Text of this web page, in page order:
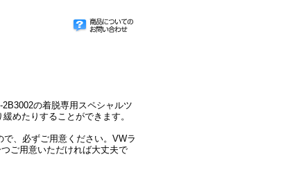
の着脱専用スペシャルツ
めたりすることができます。
、必ずご用意ください。VWラ
ご用意いただければ大丈夫で